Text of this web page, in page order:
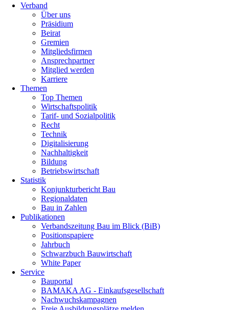
Verband
Über uns
Präsidium
Beirat
Gremien
Mitgliedsfirmen
Ansprechpartner
Mitglied werden
Karriere
Themen
Top Themen
Wirtschaftspolitik
Tarif- und Sozialpolitik
Recht
Technik
Digitalisierung
Nachhaltigkeit
Bildung
Betriebswirtschaft
Statistik
Konjunkturbericht Bau
Regionaldaten
Bau in Zahlen
Publikationen
Verbandszeitung Bau im Blick (BiB)
Positionspapiere
Jahrbuch
Schwarzbuch Bauwirtschaft
White Paper
Service
Bauportal
BAMAKA AG - Einkaufsgesellschaft
Nachwuchskampagnen